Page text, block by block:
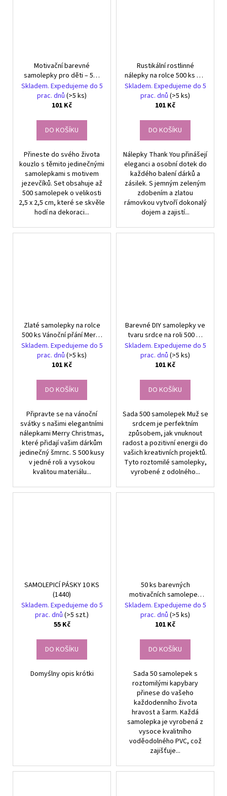
Motivační barevné
samolepky pro děti – 500
ks s motivem pejsků
Skladem. Expedujeme do 5
prac. dnů (>5 ks)
101 Kč
DO KOŠÍKU
Přineste do svého života
kouzlo s těmito jedinečnými
samolepkami s motivem
jezevčíků. Set obsahuje až
500 samolepek o velikosti
2,5 x 2,5 cm, které se skvěle
hodí na dekoraci...
Rustikální rostlinné
nálepky na rolce 500 ks DIY
Děkujeme
Skladem. Expedujeme do 5
prac. dnů (>5 ks)
101 Kč
DO KOŠÍKU
Nálepky Thank You přinášejí
eleganci a osobní dotek do
každého balení dárků a
zásilek. S jemným zeleným
zdobením a zlatou
rámovkou vytvoří dokonalý
dojem a zajistí...
Zlaté samolepky na rolce
500 ks Vánoční přání Merry
Christmas
Skladem. Expedujeme do 5
prac. dnů (>5 ks)
101 Kč
DO KOŠÍKU
Připravte se na vánoční
svátky s našimi elegantními
nálepkami Merry Christmas,
které přidají vašim dárkům
jedinečný šmrnc. S 500 kusy
v jedné roli a vysokou
kvalitou materiálu...
Barevné DIY samolepky ve
tvaru srdce na roli 500 ks
pro děti
Skladem. Expedujeme do 5
prac. dnů (>5 ks)
101 Kč
DO KOŠÍKU
Sada 500 samolepek Muž se
srdcem je perfektním
způsobem, jak vnuknout
radost a pozitivní energii do
vašich kreativních projektů.
Tyto roztomilé samolepky,
vyrobené z odolného...
SAMOLEPICÍ PÁSKY 10 KS
(1440)
Skladem. Expedujeme do 5
prac. dnů (>5 szt.)
55 Kč
DO KOŠÍKU
Domyślny opis krótki
50 ks barevných
motivačních samolepek
Kapybara pro děti - Ideální
pro DIY projekty
Skladem. Expedujeme do 5
prac. dnů (>5 ks)
101 Kč
DO KOŠÍKU
Sada 50 samolepek s
roztomilými kapybary
přinese do vašeho
každodenního života
hravost a šarm. Každá
samolepka je vyrobená z
vysoce kvalitního
voděodolného PVC, což
zajišťuje...